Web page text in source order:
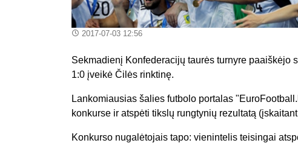
2017-07-03 12:56
Sekmadienį Konfederacijų taurės turnyre paaiškėjo
1:0 įveikė Čilės rinktinę.
Lankomiausias šalies futbolo portalas
konkurse ir atspėti tikslų rungtynių rezultatą
Konkurso nugalėtojais tapo: vienintelis teisingai